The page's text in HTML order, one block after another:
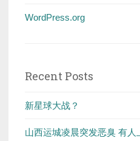
WordPress.org
Recent Posts
新星球大战？
山西运城凌晨突发恶臭 有